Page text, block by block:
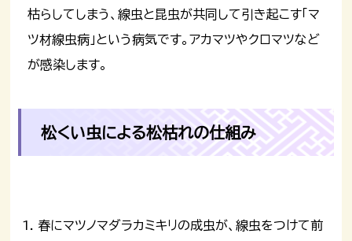
枯らしてしまう、線虫と昆虫が共同して引き起こす「マ
ツ材線虫病」という病気です。アカマツやクロマツなど
が感染します。
松くい虫による松枯れの仕組み
春にマツノマダラカミキリの成虫が、線虫をつけて前